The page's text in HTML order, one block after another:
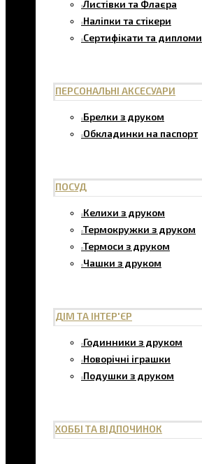
Листівки та Флаєра
Наліпки та стікери
Сертифікати та дипломи
ПЕРСОНАЛЬНІ АКСЕСУАРИ
Брелки з друком
Обкладинки на паспорт
ПОСУД
Келихи з друком
Термокружки з друком
Термоси з друком
Чашки з друком
ДІМ ТА ІНТЕР'ЄР
Годинники з друком
Новорічні іграшки
Подушки з друком
ХОББІ ТА ВІДПОЧИНОК